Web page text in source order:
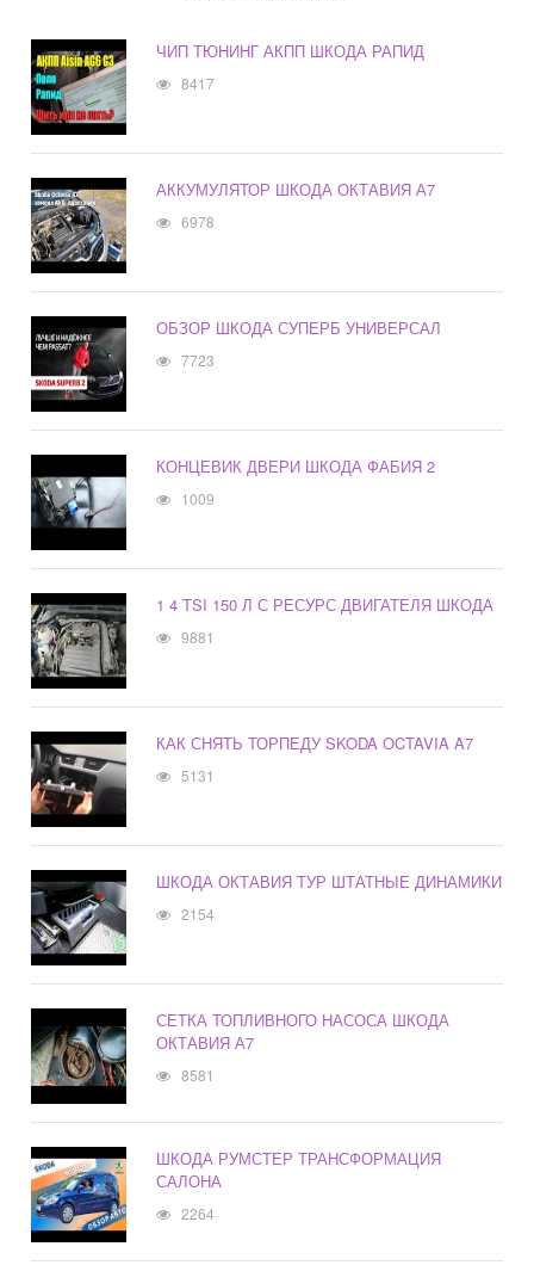
ЧИП ТЮНИНГ АКПП ШКОДА РАПИД
8417
АККУМУЛЯТОР ШКОДА ОКТАВИЯ А7
6978
ОБЗОР ШКОДА СУПЕРБ УНИВЕРСАЛ
7723
КОНЦЕВИК ДВЕРИ ШКОДА ФАБИЯ 2
1009
1 4 TSI 150 Л С РЕСУРС ДВИГАТЕЛЯ ШКОДА
9881
КАК СНЯТЬ ТОРПЕДУ SKODA OCTAVIA A7
5131
ШКОДА ОКТАВИЯ ТУР ШТАТНЫЕ ДИНАМИКИ
2154
СЕТКА ТОПЛИВНОГО НАСОСА ШКОДА
ОКТАВИЯ А7
8581
ШКОДА РУМСТЕР ТРАНСФОРМАЦИЯ
САЛОНА
2264